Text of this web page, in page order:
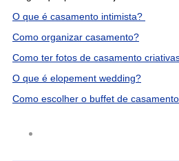
O que é casamento intimista?
Como organizar casamento?
Como ter fotos de casamento
O que é elopement wedding?
Como escolher o buffet de